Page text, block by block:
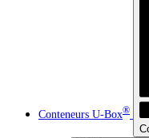
Conteneurs U-Box®